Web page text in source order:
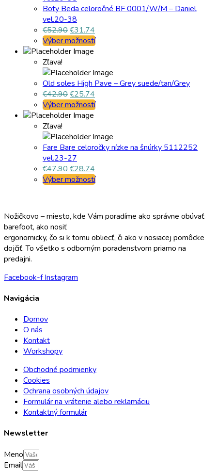
Boty Beda celoročné BF 0001/W/M – Daniel,
vel.20-38
€52.90€31.74
Výber možností
Zľava!
Old soles High Pave – Grey suede/tan/Grey
€42.90€25.74
Výber možností
Zľava!
Fare Bare celoročky nízke na šnúrky 5112252
vel.23-27
€47.90€28.74
Výber možností
Nožičkovo – miesto, kde Vám poradíme ako správne obúvať
barefoot, ako nosiť
ergonomicky, čo si k tomu obliecť, či ako v nosiacej pomôcke
dojčiť. To všetko s odborným poradenstvom priamo na
predajni.
Facebook-f Instagram
Navigácia
Domov
O nás
Kontakt
Workshopy
Obchodné podmienky
Cookies
Ochrana osobných údajov
Formulár na vrátenie alebo reklamáciu
Kontaktný formulár
Newsletter
Meno
Email